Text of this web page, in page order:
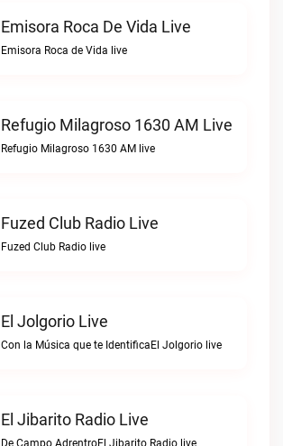
Emisora Roca De Vida Live
Emisora Roca de Vida live
Refugio Milagroso 1630 AM Live
Refugio Milagroso 1630 AM live
Fuzed Club Radio Live
Fuzed Club Radio live
El Jolgorio Live
Con la Música que te IdentificaEl Jolgorio live
El Jibarito Radio Live
De Campo AdrentroEl Jibarito Radio live